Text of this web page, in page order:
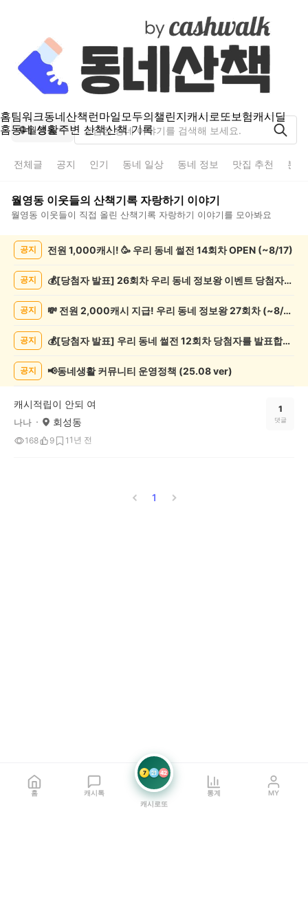
홈팀워크동네산책런마일모두의챌린지캐시로또보험캐시딜
홈동네 생활주변 산책산책 기록
월영동
전체글 공지 인기 동네 일상 동네 정보 맛집 추천 분
월영동 이웃들의 산책기록 자랑하기 이야기
월영동 이웃들이 직접 올린 산책기록 자랑하기 이야기를 모아봐요
게
공지 전원 1,000캐시! 🥳 우리 동네 썰전 14회차 OPEN (~8/17)
공지 💰[당첨자 발표] 26회차 우리 동네 정보왕 이벤트 당첨자를 발표합니다!
공지 💸 전원 2,000캐시 지급! 우리 동네 정보왕 27회차 (~8/10)
공지 💰[당첨자 발표] 우리 동네 썰전 12회차 당첨자를 발표합니다!
공지 📢동네생활 커뮤니티 운영정책 (25.08 ver)
캐시적립이 안되 여
나나 회성동
168 9 1 1년 전
1
댓글
1
홈 캐시톡
7 21 42
캐시로또
통계 MY